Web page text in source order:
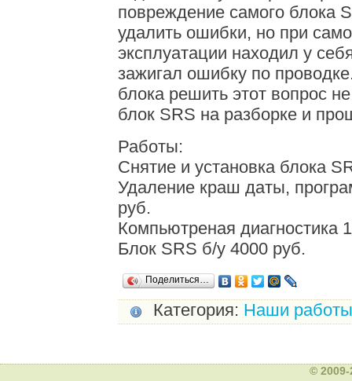
повреждение самого блока
удалить ошибки, но при
эксплуатации находил у
зажигал ошибку по
блока решить этот вопрос
блок SRS на разборке и
Работы:
Снятие и установка блока
Удаление краш даты,
руб.
Компьютреная диагностика
Блок SRS б/у 4000 руб.
Поделиться…
Категория: Наши работы
©